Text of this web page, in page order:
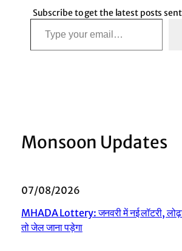
Subscribe to get the latest posts
Type your email…
Monsoon Updates
07/08/2026
MHADA Lottery: जनवरी में नई लॉटरी,
तो जेल जाना पड़ेगा